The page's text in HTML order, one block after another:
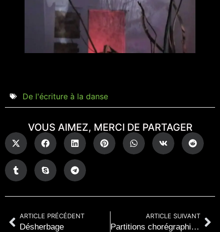
De l'écriture à la danse
VOUS AIMEZ, MERCI DE PARTAGER
ARTICLE PRÉCÉDENT
Désherbage
ARTICLE SUIVANT
Partitions chorégraphiques